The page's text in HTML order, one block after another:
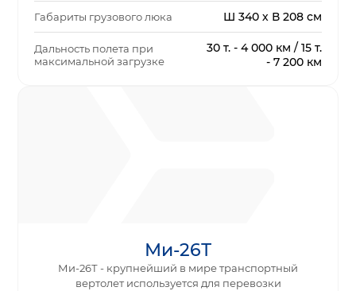
Габариты грузового люка Ш 340 х В 208 см
Дальность полета при
максимальной загрузке
30 т. - 4 000 км / 15 т.
- 7 200 км
Ми-26Т
Ми-26Т - крупнейший в мире транспортный
вертолет используется для перевозки